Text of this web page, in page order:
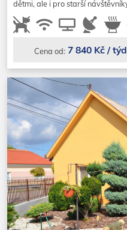
dětmi, ale i pro starší
Cena od: 7 840 Kč /